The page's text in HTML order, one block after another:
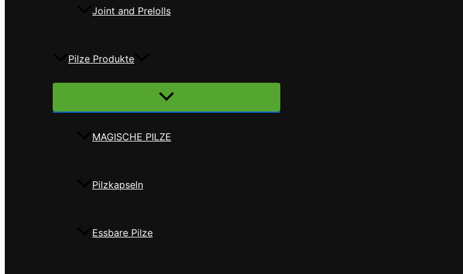
Joint and Prelolls
Pilze Produkte
Menü
MAGISCHE PILZE
Pilzkapseln
Essbare Pilze